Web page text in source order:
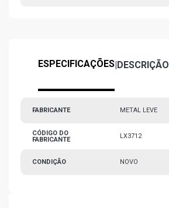
ESPECIFICAÇÕES|DESCRIÇÃO
FABRICANTE METAL LEVE
CÓDIGO DO
FABRICANTE
LX3712
CONDIÇÃO NOVO